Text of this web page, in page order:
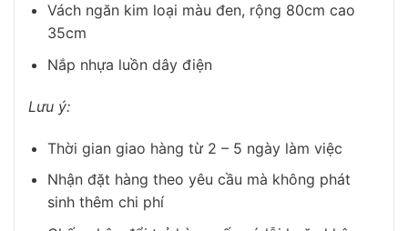
Vách ngăn kim loại màu đen, rộng 80cm cao
35cm
Nắp nhựa luồn dây điện
Lưu ý:
Thời gian giao hàng từ 2 – 5 ngày làm việc
Nhận đặt hàng theo yêu cầu mà không phát
sinh thêm chi phí